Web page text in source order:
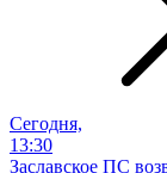
Сегодня,
13:30
Заславское ПС